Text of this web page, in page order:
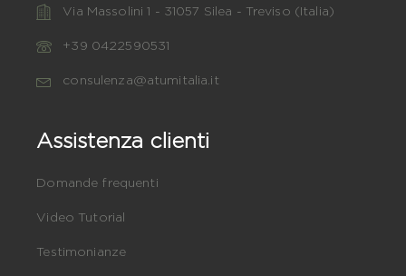
Via Massolini 1 - 31057 Silea - Treviso (Italia)
+39 0422590531
consulenza@atumitalia.it
Assistenza clienti
Domande frequenti
Video Tutorial
Testimonianze